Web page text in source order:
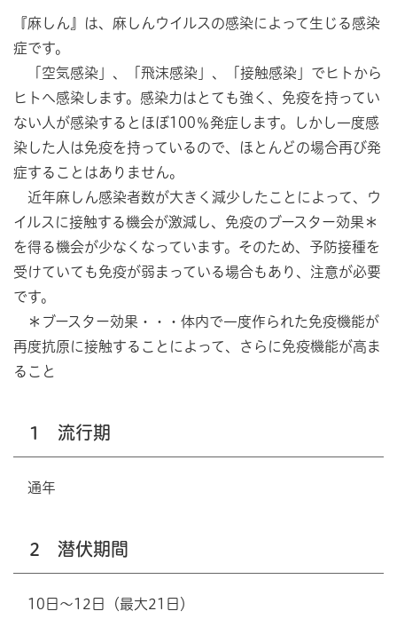
『麻しん』は、麻しんウイルスの感染によって生じる感染
症です。
「空気感染」、「飛沫感染」、「接触感染」でヒトから
ヒトへ感染します。感染力はとても強く、免疫を持ってい
ない人が感染するとほぼ100％発症します。しかし一度感
染した人は免疫を持っているので、ほとんどの場合再び発
症することはありません。
近年麻しん感染者数が大きく減少したことによって、ウ
イルスに接触する機会が激減し、免疫のブースター効果＊
を得る機会が少なくなっています。そのため、予防接種を
受けていても免疫が弱まっている場合もあり、注意が必要
です。
＊ブースター効果・・・体内で一度作られた免疫機能が
再度抗原に接触することによって、さらに免疫機能が高ま
ること
1 流行期
通年
2 潜伏期間
10日～12日（最大21日）